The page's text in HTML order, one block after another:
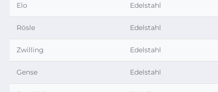
Elo Edelstahl
Rösle Edelstahl
Zwilling Edelstahl
Gense Edelstahl